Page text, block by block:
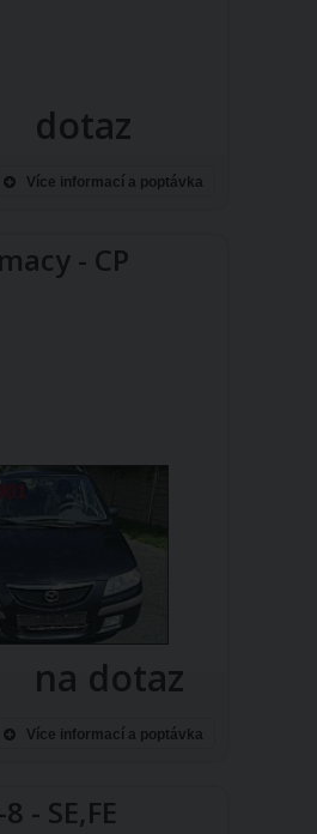
dotaz
Více informací a poptávka
- CP
na dotaz
Více informací a poptávka
- SE,FE